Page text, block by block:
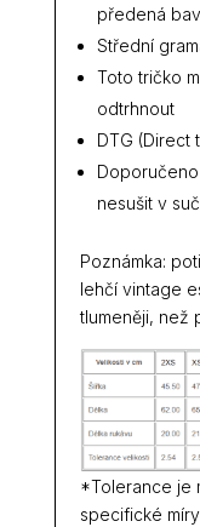
předená
Střední
Toto tričko
odtrhnout
DTG (Direct
nesušit v
Poznámka:
lehčí vintage
tlumeněji, než
*Tolerance je
specifické